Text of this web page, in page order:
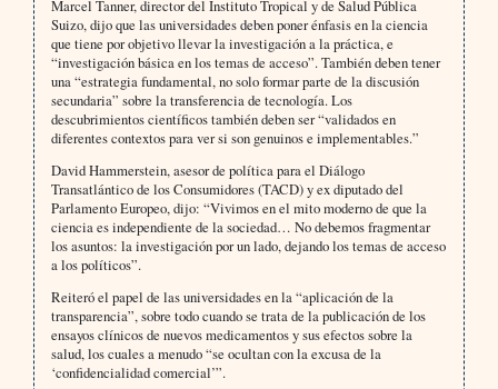
Marcel Tanner, director del Instituto Tropical y de Salud Pública
Suizo, dijo que las universidades deben poner énfasis en la ciencia
que tiene por objetivo llevar la investigación a la práctica, e
“investigación básica en los temas de acceso”. También deben tener
una “estrategia fundamental, no solo formar parte de la discusión
secundaria” sobre la transferencia de tecnología. Los
descubrimientos científicos también deben ser “validados en
diferentes contextos para ver si son genuinos e implementables.”
David Hammerstein, asesor de política para el Diálogo
Transatlántico de los Consumidores (TACD) y ex diputado del
Parlamento Europeo, dijo: “Vivimos en el mito moderno de que la
ciencia es independiente de la sociedad… No debemos fragmentar
los asuntos: la investigación por un lado, dejando los temas de acceso
a los políticos”.
Reiteró el papel de las universidades en la “aplicación de la
transparencia”, sobre todo cuando se trata de la publicación de los
ensayos clínicos de nuevos medicamentos y sus efectos sobre la
salud, los cuales a menudo “se ocultan con la excusa de la
‘confidencialidad comercial’”.